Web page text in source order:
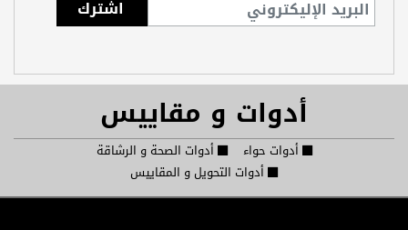
أدوات و مقاييس
أدوات حواء
أدوات الصحة و الرشاقة
أدوات التحويل و المقاييس